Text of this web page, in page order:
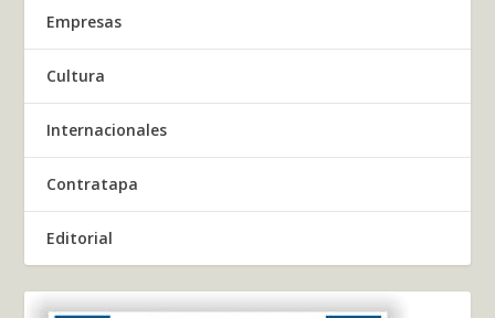
Empresas
Cultura
Internacionales
Contratapa
Editorial